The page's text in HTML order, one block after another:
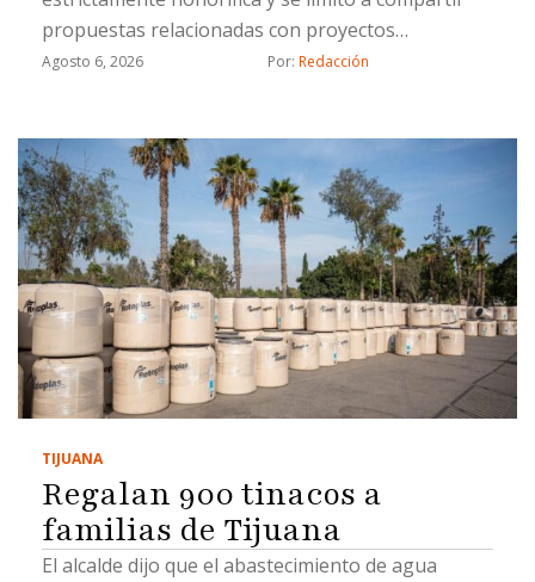
propuestas relacionadas con proyectos
estratégicos
Agosto 6, 2026 Por: Redacción
TIJUANA
Regalan 900 tinacos a
familias de Tijuana
El alcalde dijo que el abastecimiento de agua